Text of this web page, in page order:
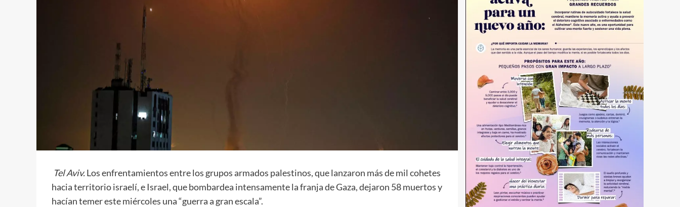
Tel Aviv.Los enfrentamientos entre los grupos armados palestinos, que lanzaron más de mil cohetes
hacia territorio israelí, e Israel, que bombardea intensamente la franja de Gaza, dejaron 58 muertos y
hacían temer este miércoles una “guerra a gran escala”.